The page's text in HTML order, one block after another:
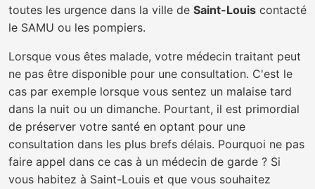
toutes les urgence dans la ville de Saint-Louis contacté
le SAMU ou les pompiers.
Lorsque vous êtes malade, votre médecin traitant peut
ne pas être disponible pour une consultation. C'est le
cas par exemple lorsque vous sentez un malaise tard
dans la nuit ou un dimanche. Pourtant, il est primordial
de préserver votre santé en optant pour une
consultation dans les plus brefs délais. Pourquoi ne pas
faire appel dans ce cas à un médecin de garde ? Si
vous habitez à Saint-Louis et que vous souhaitez